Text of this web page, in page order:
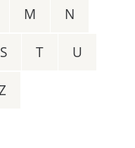
M N
S T U